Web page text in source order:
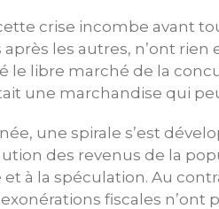
crise incombe avant
après les autres, n’ont
le libre marché de la
une marchandise qui
une spirale s’est
des revenus de la
à la spéculation. Au
fiscales n’ont